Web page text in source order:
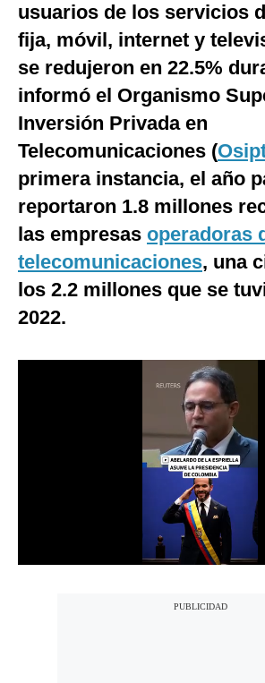
EEUU
México
España
Internacional
Tecnología
Club del Suscriptor
Mix
G de Gestión
Notas Contratadas
Somos?
usuarios de los servicios
fija, móvil, internet y
se redujeron en 22.5%
informó el Organismo
Inversión Privada en
Telecomunicaciones (
primera instancia, el año
reportaron 1.8 millones
las empresas operadoras
telecomunicaciones, una
los 2.2 millones que se
2022.